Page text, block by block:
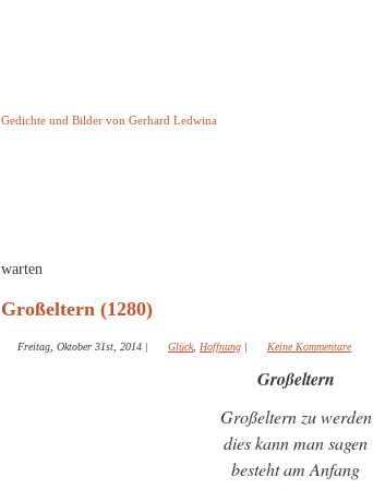
Gedichte und Bilder von Gerhard Ledwina
warten
Großeltern (1280)
Freitag, Oktober 31st, 2014 | Glück, Hoffnung | Keine Kommentare
Großeltern
Großeltern zu werden
dies kann man sagen
besteht am Anfang